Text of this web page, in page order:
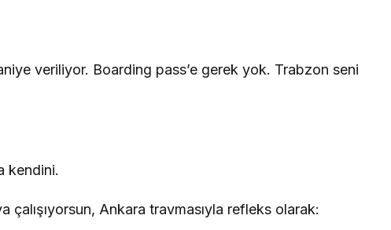
veriliyor. Boarding pass’e gerek yok. Trabzon seni
kendini.
çalışıyorsun, Ankara travmasıyla refleks olarak: